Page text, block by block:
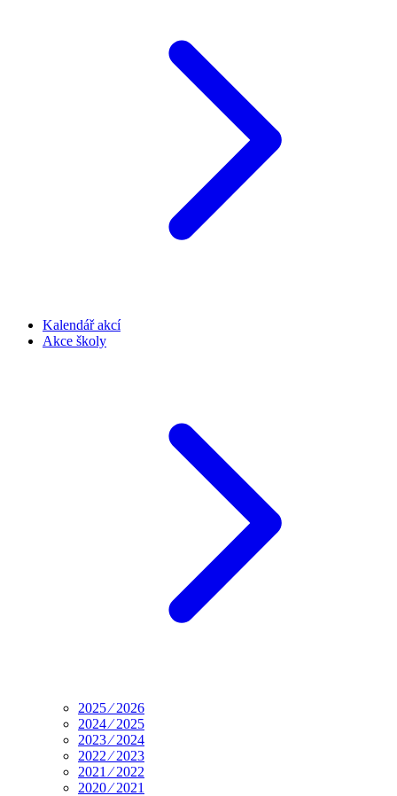
Kalendář akcí
Akce školy
2025 ⁄ 2026
2024 ⁄ 2025
2023 ⁄ 2024
2022 ⁄ 2023
2021 ⁄ 2022
2020 ⁄ 2021